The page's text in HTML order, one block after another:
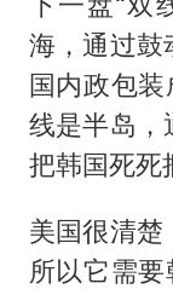
海，通过鼓
国内政包装
线是半岛，
把韩国死死
美国很清楚
所以它需